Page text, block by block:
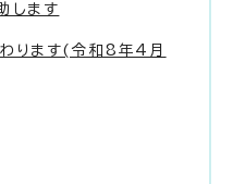
します
ります(令和8年4月